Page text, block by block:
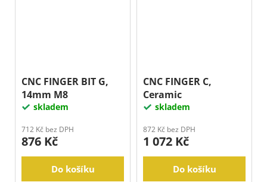
CNC FINGER BIT G,
14mm M8
skladem
712 Kč bez DPH
876 Kč
Do košíku
CNC FINGER C,
Ceramic
skladem
872 Kč bez DPH
1 072 Kč
Do košíku